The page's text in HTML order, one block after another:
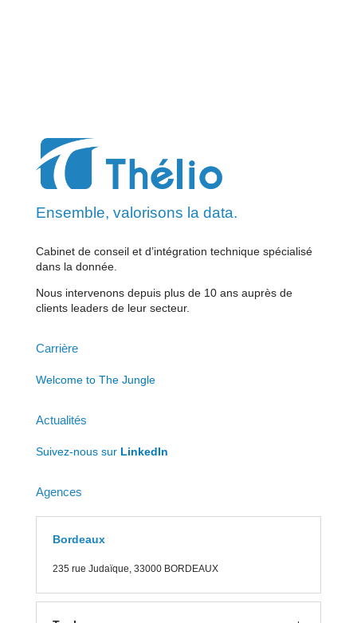
Ensemble, valorisons la data.
Cabinet de conseil et d’intégration technique spécialisé
dans la donnée.
Nous intervenons depuis plus de 10 ans auprès de
clients leaders de leur secteur.
Carrière
Welcome to The Jungle
Actualités
Suivez-nous sur LinkedIn
Agences
Bordeaux
235 rue Judaïque, 33000 BORDEAUX